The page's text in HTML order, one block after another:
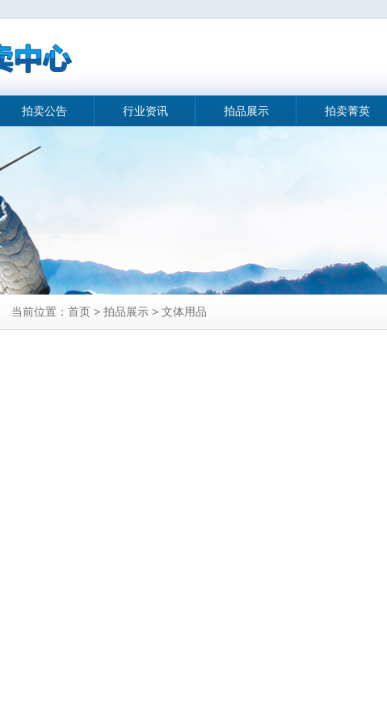
拍卖公告 行业资讯 拍品展示 拍卖菁英
当前位置：首页 > 拍品展示 > 文体用品